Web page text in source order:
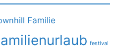
Familie
festival